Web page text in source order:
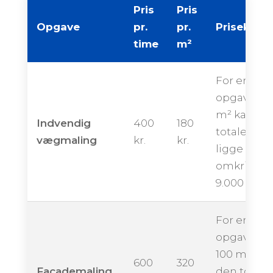
Opgave
Pris
pr.
time
Pris
pr.
m²
Indvendig
vægmaling
400
kr.
180
kr.
For en
opgave på
m² kan
totale pris
ligge
omkring
9.000
600 320
For en
opgave på
100 m² kan